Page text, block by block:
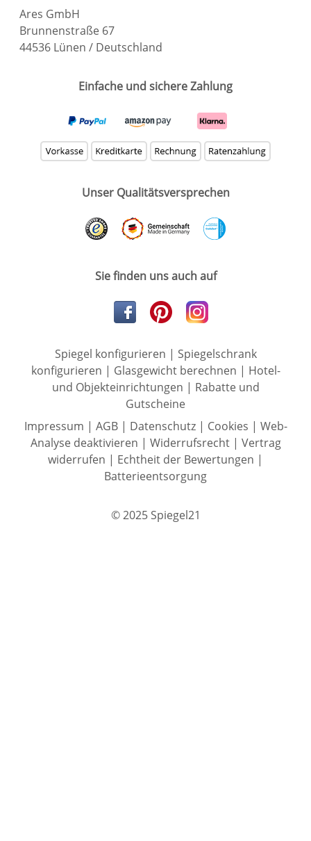
Ares GmbH
Brunnenstraße 67
44536 Lünen / Deutschland
Einfache und sichere Zahlung
Unser Qualitätsversprechen
Sie finden uns auch auf
Spiegel konfigurieren | Spiegelschrank
konfigurieren | Glasgewicht berechnen | Hotel-
und Objekteinrichtungen | Rabatte und
Gutscheine
Impressum | AGB| Datenschutz| Cookies | Web-
Analyse deaktivieren | Widerrufsrecht| Vertrag
widerrufen | Echtheit der Bewertungen |
Batterieentsorgung
© 2025 Spiegel21